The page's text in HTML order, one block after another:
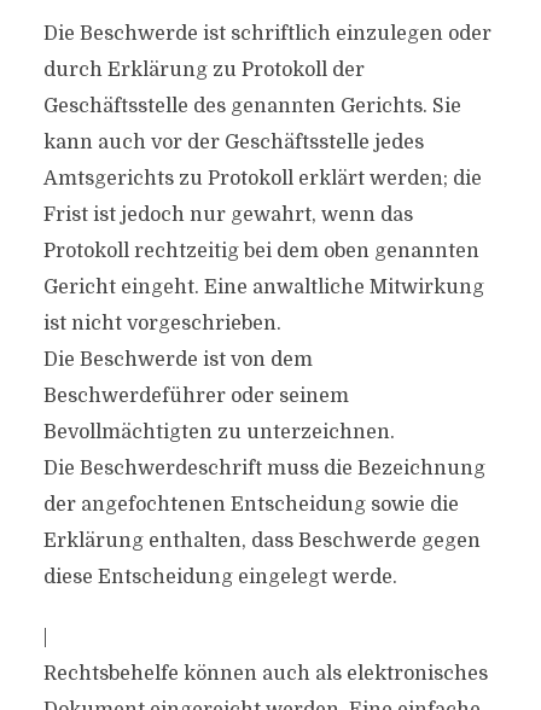
Die Beschwerde ist schriftlich einzulegen oder
durch Erklärung zu Protokoll der
Geschäftsstelle des genannten Gerichts. Sie
kann auch vor der Geschäftsstelle jedes
Amtsgerichts zu Protokoll erklärt werden; die
Frist ist jedoch nur gewahrt, wenn das
Protokoll rechtzeitig bei dem oben genannten
Gericht eingeht. Eine anwaltliche Mitwirkung
ist nicht vorgeschrieben.
Die Beschwerde ist von dem
Beschwerdeführer oder seinem
Bevollmächtigten zu unterzeichnen.
Die Beschwerdeschrift muss die Bezeichnung
der angefochtenen Entscheidung sowie die
Erklärung enthalten, dass Beschwerde gegen
diese Entscheidung eingelegt werde.
Rechtsbehelfe können auch als elektronisches